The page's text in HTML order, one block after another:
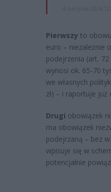
Pierwszy to
euro – niezależnie
podejrzenia (art.
wynosi ok. 65-70
we własnych
zł) – i raportuje
Drugi obowiązek
ma obowiązek
podejrzaną – bez
wpisuje się w
potencjalnie